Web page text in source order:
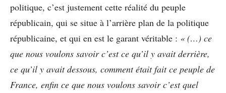
politique, c’est justement cette réalité du peuple
républicain, qui se situe à l’arrière plan de la politique
républicaine, et qui en est le garant véritable : « (…) ce
que nous voulons savoir c’est ce qu’il y avait derrière,
ce qu’il y avait dessous, comment était fait ce peuple de
France, enfin ce que nous voulons savoir c’est quel